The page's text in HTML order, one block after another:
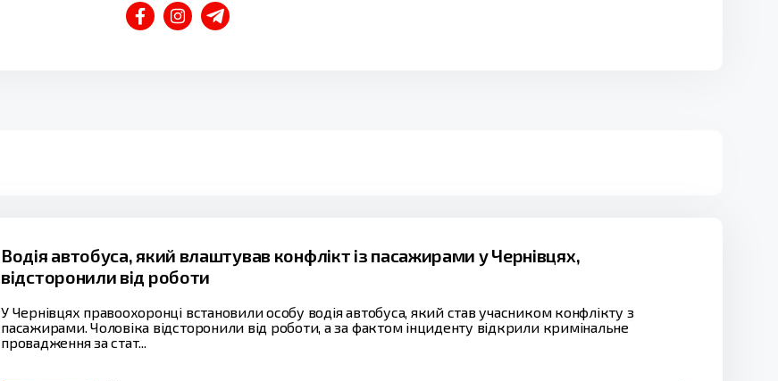
Водія автобуса, який влаштував конфлікт із пасажирами у Чернівцях,
відсторонили від роботи
У Чернівцях правоохоронці встановили особу водія автобуса, який став учасником конфлікту з
пасажирами. Чоловіка відсторонили від роботи, а за фактом інциденту відкрили кримінальне
провадження за стат...